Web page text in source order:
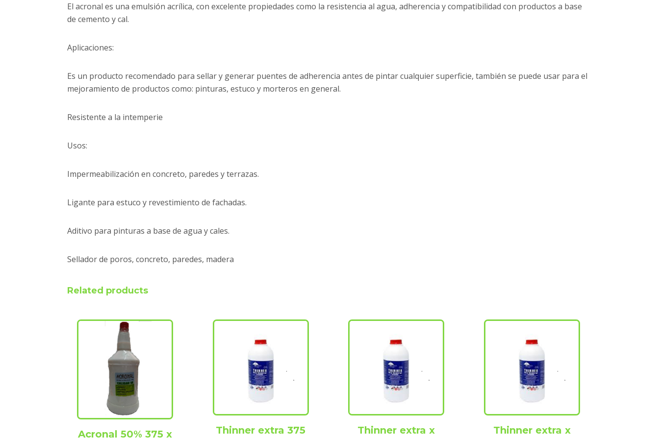
El acronal es una emulsión acrílica, con excelente propiedades como la resistencia al agua, adherencia y compatibilidad con productos a base
de cemento y cal.
Aplicaciones:
Es un producto recomendado para sellar y generar puentes de adherencia antes de pintar cualquier superficie, también se puede usar para el
mejoramiento de productos como: pinturas, estuco y morteros en general.
Resistente a la intemperie
Usos:
Impermeabilización en concreto, paredes y terrazas.
Ligante para estuco y revestimiento de fachadas.
Aditivo para pinturas a base de agua y cales.
Sellador de poros, concreto, paredes, madera
Related products
Acronal 50% 375 x
Thinner extra 375
Thinner extra x
Thinner extra x